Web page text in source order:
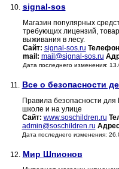
10. signal-sos
Магазин популярных
требующих лицензий,
выживания в лесу.
Сайт: signal-sos.ru
mail: mail@signal-sos.ru
Дата последнего изменения:
11. Все о безопасности
Правила безопасности
школе и на улице
Сайт: www.soschildren.ru
admin@soschildren.ru
Дата последнего изменения:
12. Мир Шпионов